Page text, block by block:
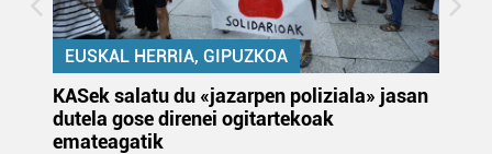
EUSKAL HERRIA, GIPUZKOA
KASek salatu du «jazarpen poliziala» jasan
dutela gose direnei ogitartekoak
emateagatik